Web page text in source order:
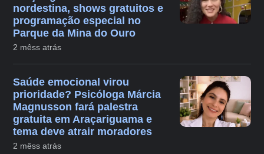
nordestina, shows gratuitos e
programação especial no
Parque da Mina do Ouro
2 mêss atrás
Saúde emocional virou
prioridade? Psicóloga Márcia
Magnusson fará palestra
gratuita em Araçariguama e
tema deve atrair moradores
2 mêss atrás